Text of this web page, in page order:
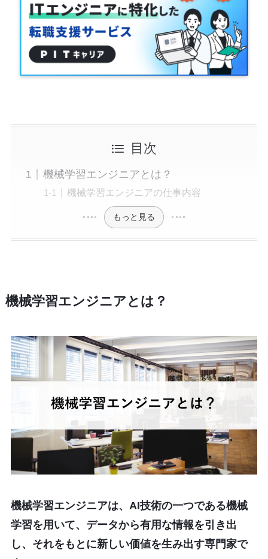
目次
機械学習エンジニアとは？
機械学習エンジニアの仕事内容
もっと見る
機械学習エンジニアとは？
機械学習エンジニアは、AI技術の一つである機械
学習を用いて、データから有用な情報を引き出
し、それをもとに新しい価値を生み出す専門家で